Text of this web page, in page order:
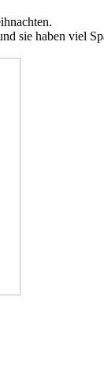
sie haben viel